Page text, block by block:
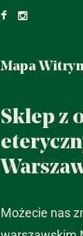
Mapa
Sklep z
Możecie nas